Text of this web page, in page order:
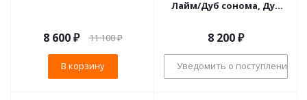
8 600₽ 11 100₽
В корзину
Лайм/Дуб сонома, Дуб
8 200₽
Уведомить о поступлении